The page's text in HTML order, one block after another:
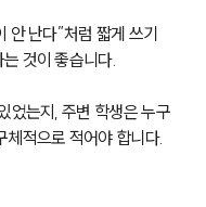
안 난다”처럼 짧게 쓰기
것이 좋습니다.
었는지, 주변 학생은 누구
적으로 적어야 합니다.